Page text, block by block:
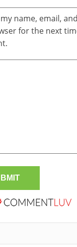
name, email,
for the next